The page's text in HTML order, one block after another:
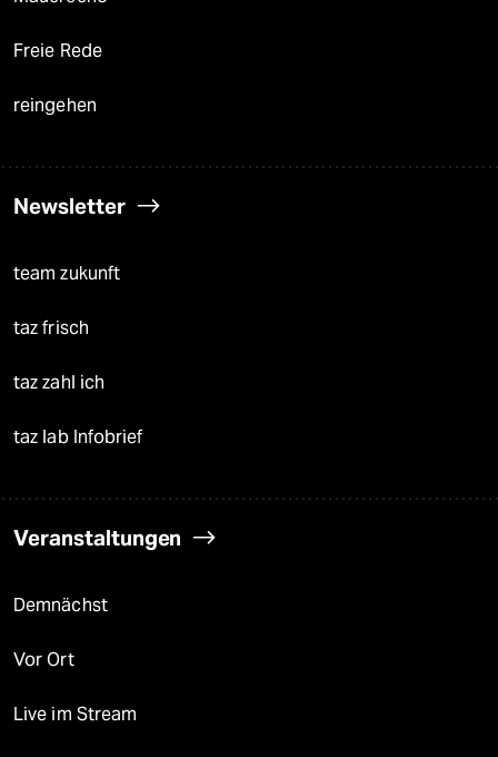
Freie Rede
reingehen
Newsletter
team zukunft
taz frisch
taz zahl ich
taz lab Infobrief
Veranstaltungen
Demnächst
Vor Ort
Live im Stream